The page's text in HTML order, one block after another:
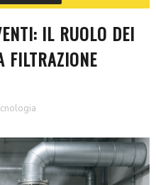
IL RUOLO DEI
FILTRAZIONE